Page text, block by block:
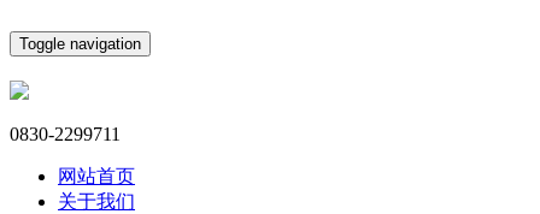
Toggle navigation
0830-2299711
网站首页
关于我们